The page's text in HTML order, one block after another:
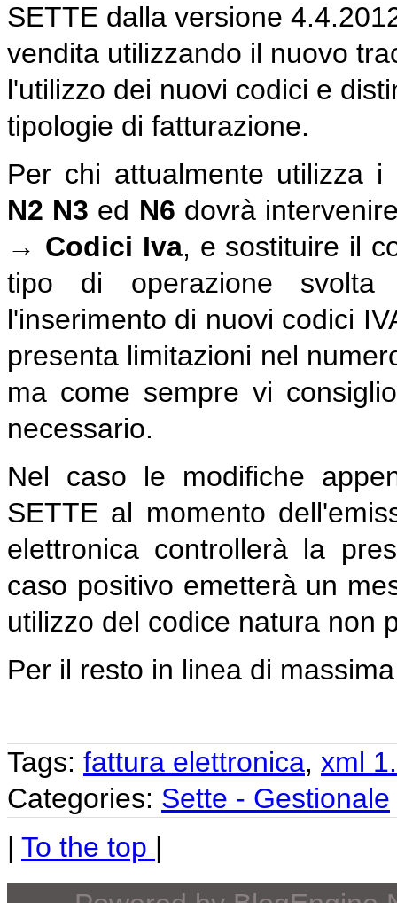
SETTE dalla versione
vendita utilizzando il nuovo
l'utilizzo dei nuovi codici e
tipologie di fatturazione.
Per chi attualmente utilizza i
N2 N3 ed N6 dovrà
→ Codici Iva, e sostituire il
tipo di operazione svolta
l'inserimento di nuovi codici
presenta limitazioni nel
ma come sempre vi
necessario.
Nel caso le modifiche
SETTE al momento
elettronica controllerà la
caso positivo emetterà un
utilizzo del codice natura non
Per il resto in linea di
Tags: fattura elettronica, xml
Categories: Sette - Gestionale
| To the top |